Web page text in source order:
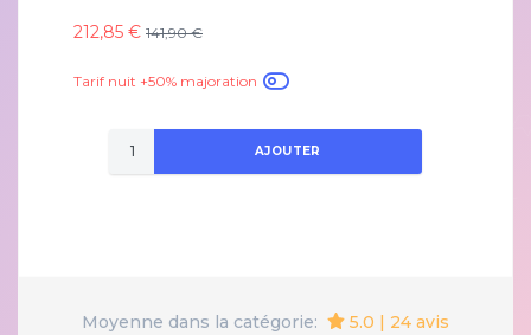
212,85 € 141,90 €
Tarif nuit +50% majoration
AJOUTER
Moyenne dans la catégorie: 5.0 | 24 avis